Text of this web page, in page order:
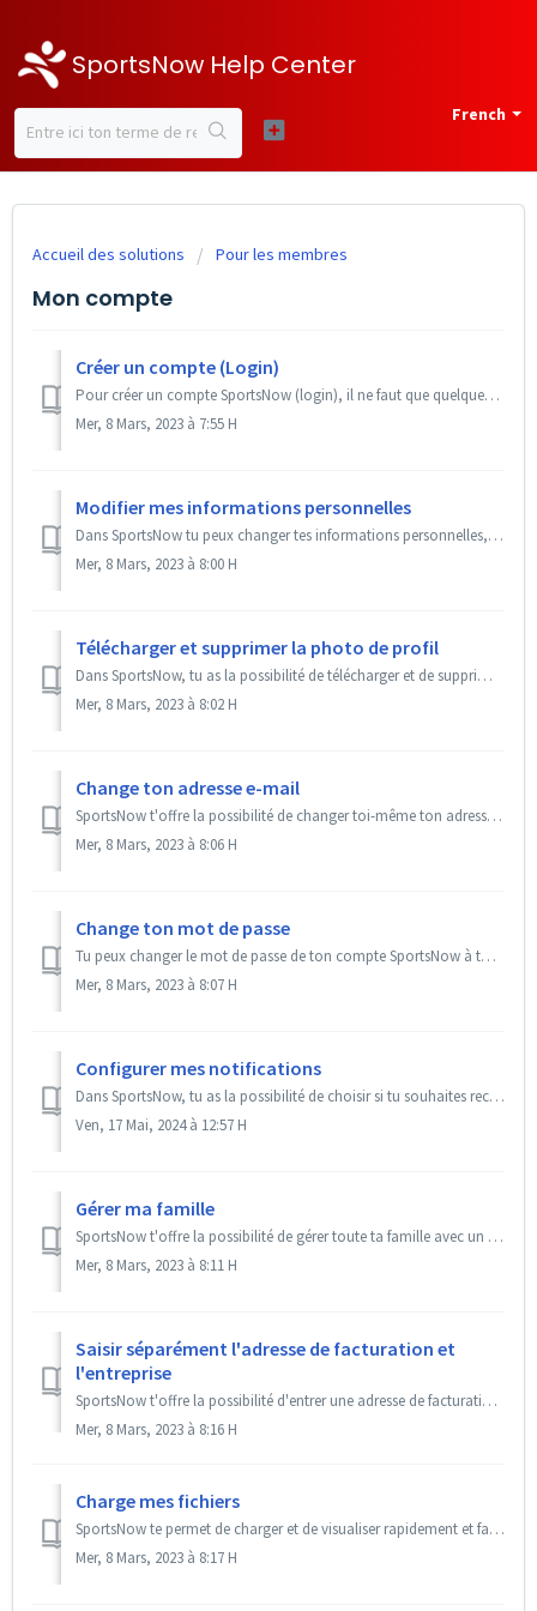
SportsNow Help Center
French
Accueil des solutions Pour les membres
Mon compte
Créer un compte (Login)
Pour créer un compte SportsNow (login), il ne faut que quelques étapes. Tu dois avoir ton propre compte SportsNow pour réserver ta première leçon. Bon à...
Mer, 8 Mars, 2023 à 7:55 H
Modifier mes informations personnelles
Dans SportsNow tu peux changer tes informations personnelles, par exemple ton adresse ou ton numéro de téléphone à tout moment. Bon à savoir Comment e...
Mer, 8 Mars, 2023 à 8:00 H
Télécharger et supprimer la photo de profil
Dans SportsNow, tu as la possibilité de télécharger et de supprimer ta propre photo de profil. Ce processus n'est possible que dans l'application. ...
Mer, 8 Mars, 2023 à 8:02 H
Change ton adresse e-mail
SportsNow t'offre la possibilité de changer toi-même ton adresse e-mail en tant que membre. Étape-par-Étape Sur le web Clique sur « Mon compte ». ...
Mer, 8 Mars, 2023 à 8:06 H
Change ton mot de passe
Tu peux changer le mot de passe de ton compte SportsNow à tout moment et instantanément. Cela peut être nécessaire si ton studio t'a envoyé un nouveau l...
Mer, 8 Mars, 2023 à 8:07 H
Configurer mes notifications
Dans SportsNow, tu as la possibilité de choisir si tu souhaites recevoir des notifications par courrier électronique. Bon à savoir Les messages directs...
Ven, 17 Mai, 2024 à 12:57 H
Gérer ma famille
SportsNow t'offre la possibilité de gérer toute ta famille avec un seul login SportsNow. Cela signifie que tu n'as besoin que d'une seule adress...
Mer, 8 Mars, 2023 à 8:11 H
Saisir séparément l'adresse de facturation et
l'entreprise
SportsNow t'offre la possibilité d'entrer une adresse de facturation séparée. Cela te permet de saisir rapidement et facilement les deux adresses da...
Mer, 8 Mars, 2023 à 8:16 H
Charge mes fichiers
SportsNow te permet de charger et de visualiser rapidement et facilement les fichiers qui t'ont été attribués depuis ton studio. Dans ce tutoriel, tu ap...
Mer, 8 Mars, 2023 à 8:17 H